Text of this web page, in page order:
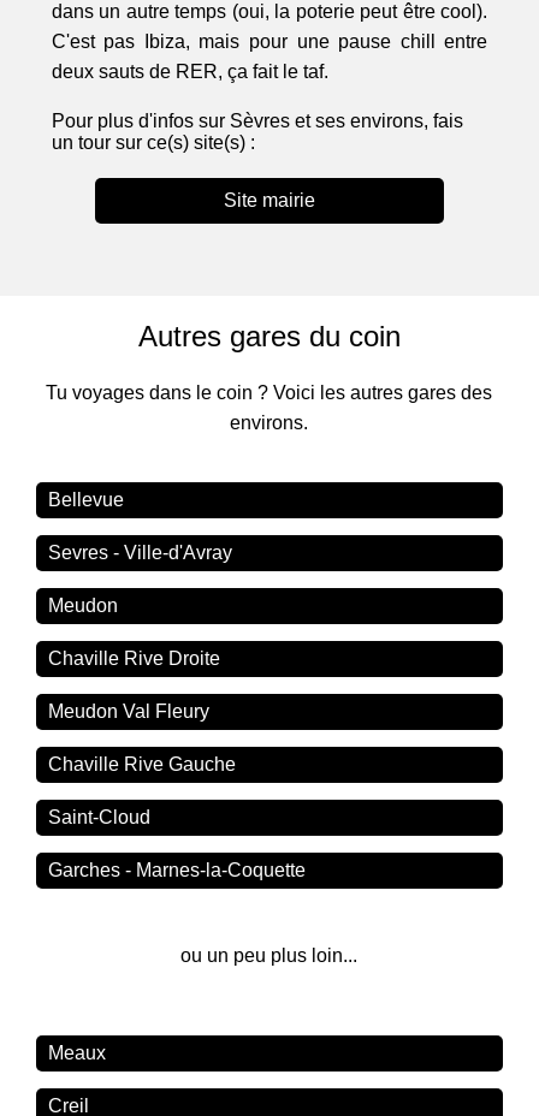
dans un autre temps (oui, la poterie peut être cool).
C'est pas Ibiza, mais pour une pause chill entre
deux sauts de RER, ça fait le taf.
Pour plus d'infos sur Sèvres et ses environs, fais
un tour sur ce(s) site(s) :
Site mairie
Autres gares du coin
Tu voyages dans le coin ? Voici les autres gares des
environs.
Bellevue
Sevres - Ville-d'Avray
Meudon
Chaville Rive Droite
Meudon Val Fleury
Chaville Rive Gauche
Saint-Cloud
Garches - Marnes-la-Coquette
ou un peu plus loin...
Meaux
Creil